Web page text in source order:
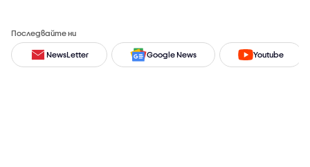
Последвайте ни
NewsLetter Google News Youtube